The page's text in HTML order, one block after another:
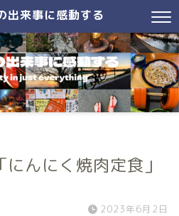
出来事に感動する
にんにく焼肉定食」
2023年6月2日